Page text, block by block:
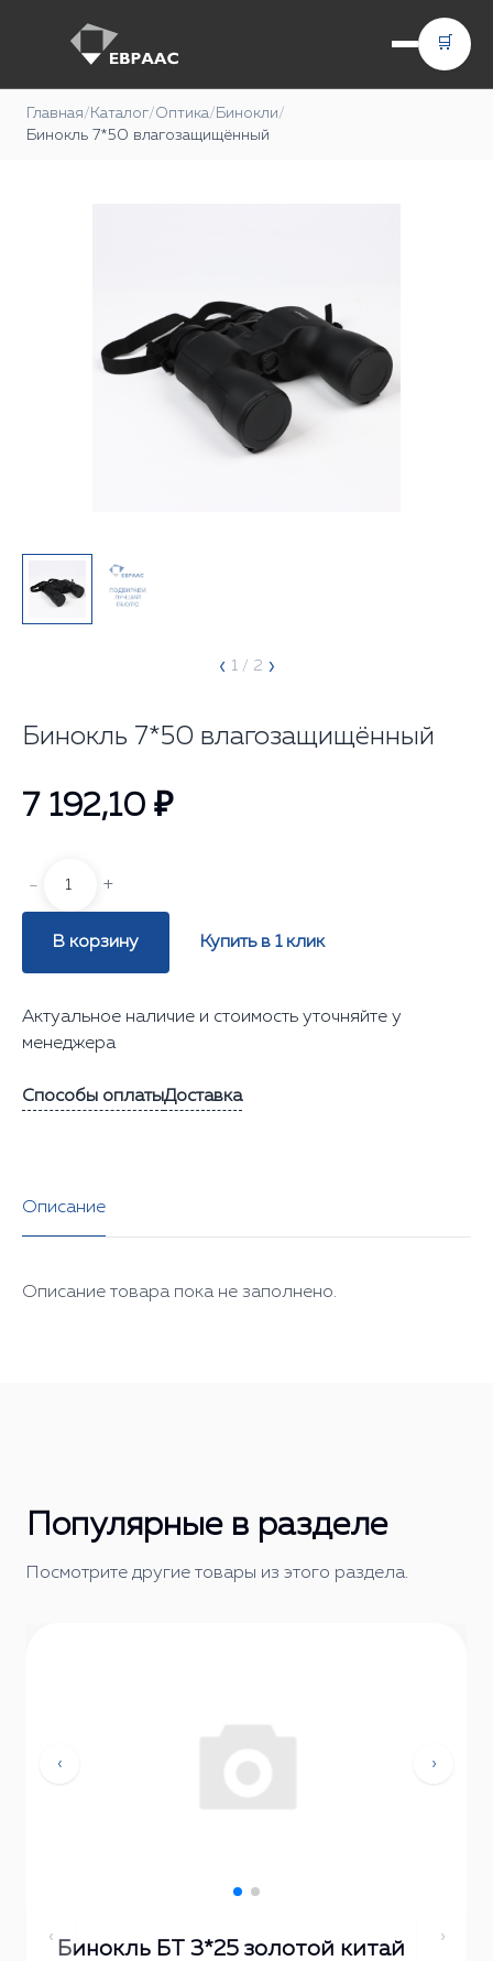
🛒
Главная/ Каталог/Оптика/ Бинокли/
Бинокль 7*50 влагозащищённый
‹ 1 / 2 ›
Бинокль 7*50 влагозащищённый
7 192,10 ₽
- +
В корзину Купить в 1 клик
Актуальное наличие и стоимость уточняйте у
менеджера
Способы оплатыДоставка
Описание
Описание товара пока не заполнено.
Популярные в разделе
Посмотрите другие товары из этого раздела.
‹ ›
Бинокль БТ 3*25 золотой китай
‹ ›